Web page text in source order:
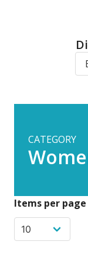
CATEGORY
Items per page